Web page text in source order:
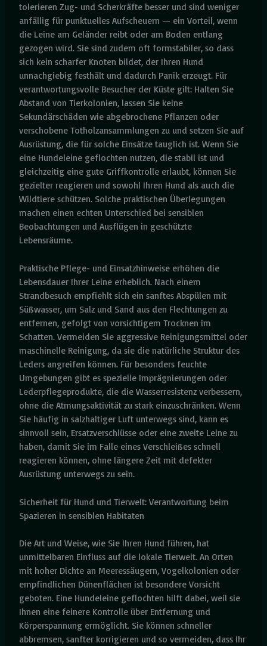
tolerieren Zug- und Scherkräfte besser und sind weniger
anfällig für punktuelles Aufscheuern — ein Vorteil, wenn
die Leine am Geländer reibt oder am Boden entlang
gezogen wird. Sie sind zudem oft formstabiler, so dass
sich kein scharfer Knoten bildet, der Ihren Hund
unnachgiebig festhält und dadurch Panik erzeugt. Für
verantwortungsvolle Besucher der Küste gilt: Halten Sie
Abstand von Tierkolonien, lassen Sie keine
Sekundärschäden wie abgebrochene Pflanzen oder
verschobene Totholzansammlungen zu und setzen Sie auf
Ausrüstung, die für solche Einsätze tauglich ist. Wenn Sie
eine Hundeleine geflochten nutzen, die stabil ist und
gleichzeitig eine gute Griffkontrolle erlaubt, können Sie
gezielter reagieren und sowohl Ihren Hund als auch die
Wildtiere schützen. Solche praktischen Überlegungen
machen einen echten Unterschied bei sensiblen
Beobachtungen und Ausflügen in geschützte
Lebensräume.
Praktische Pflege- und Einsatzhinweise erhöhen die
Lebensdauer Ihrer Leine erheblich. Nach einem
Strandbesuch empfiehlt sich ein sanftes Abspülen mit
Süßwasser, um Salz und Sand aus den Flechtungen zu
entfernen, gefolgt von vorsichtigem Trocknen im
Schatten. Vermeiden Sie aggressive Reinigungsmittel oder
maschinelle Reinigung, da sie die natürliche Struktur des
Leders angreifen können. Für besonders feuchte
Umgebungen gibt es spezielle Imprägnierungen oder
Lederpflegeprodukte, die die Wasserresistenz verbessern,
ohne die Atmungsaktivität zu stark einzuschränken. Wenn
Sie häufig in salzhaltiger Luft unterwegs sind, kann es
sinnvoll sein, Ersatzverschlüsse oder eine zweite Leine zu
haben, damit Sie im Falle eines Verschleißes schnell
reagieren können, ohne längere Zeit mit defekter
Ausrüstung unterwegs zu sein.
Sicherheit für Hund und Tierwelt: Verantwortung beim
Spazieren in sensiblen Habitaten
Die Art und Weise, wie Sie Ihren Hund führen, hat
unmittelbaren Einfluss auf die lokale Tierwelt. An Orten
mit hoher Dichte an Meeressäugern, Vogelkolonien oder
empfindlichen Dünenflächen ist besondere Vorsicht
geboten. Eine Hundeleine geflochten hilft dabei, weil sie
Ihnen eine feinere Kontrolle über Entfernung und
Körperspannung ermöglicht. Sie können schneller
abbremsen, sanfter korrigieren und so vermeiden, dass Ihr